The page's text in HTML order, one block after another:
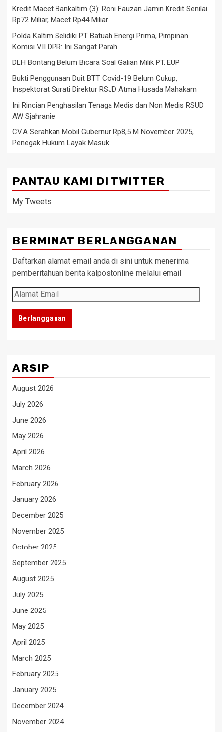
Kredit Macet Bankaltim (3): Roni Fauzan Jamin Kredit Senilai
Rp72 Miliar, Macet Rp44 Miliar
Polda Kaltim Selidiki PT Batuah Energi Prima, Pimpinan
Komisi VII DPR: Ini Sangat Parah
DLH Bontang Belum Bicara Soal Galian Milik PT. EUP
Bukti Penggunaan Duit BTT Covid-19 Belum Cukup,
Inspektorat Surati Direktur RSJD Atma Husada Mahakam
Ini Rincian Penghasilan Tenaga Medis dan Non Medis RSUD
AW Sjahranie
CV.A Serahkan Mobil Gubernur Rp8,5 M November 2025,
Penegak Hukum Layak Masuk
PANTAU KAMI DI TWITTER
My Tweets
BERMINAT BERLANGGANAN
Daftarkan alamat email anda di sini untuk menerima
pemberitahuan berita kalpostonline melalui email
Alamat
Email
Berlangganan
ARSIP
August 2026
July 2026
June 2026
May 2026
April 2026
March 2026
February 2026
January 2026
December 2025
November 2025
October 2025
September 2025
August 2025
July 2025
June 2025
May 2025
April 2025
March 2025
February 2025
January 2025
December 2024
November 2024